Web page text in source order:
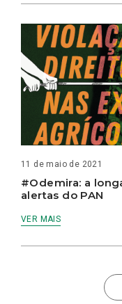
11 de maio de 2021
#Odemira: a
alertas do PAN
VER MAIS